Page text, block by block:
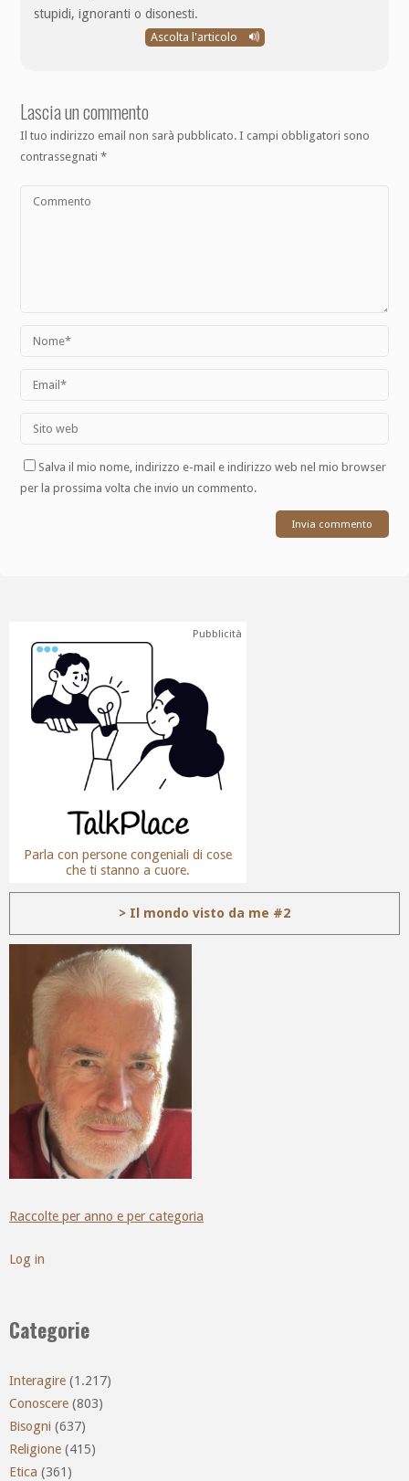
stupidi, ignoranti o disonesti.
Ascolta l'articolo
Lascia un commento
Il tuo indirizzo email non sarà pubblicato. I campi obbligatori sono
contrassegnati*
Salva il mio nome, indirizzo e-mail e indirizzo web nel mio browser
per la prossima volta che invio un commento.
Pubblicità
Parla con persone congeniali di cose
che ti stanno a cuore.
> Il mondo visto da me #2
Raccolte per anno e per categoria
Log in
Categorie
Interagire (1.217)
Conoscere (803)
Bisogni (637)
Religione (415)
Etica (361)